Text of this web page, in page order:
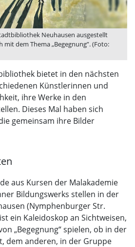
Neuhausen ausgestellt
mit dem Thema „Begegnung”. (Foto:
bietet in den nächsten
Künstlerinnen und
ihre Werke in den
Dieses Mal haben sich
gemeinsam ihre Bilder
aus Kursen der Malakademie
Bildungswerks stellen in der
(Nymphenburger Str.
ein Kalei­doskop an Sichtweisen,
„Begegnung“ spielen, ob in der
dem anderen, in der Gruppe